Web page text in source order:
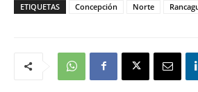
ETIQUETAS Concepción Norte